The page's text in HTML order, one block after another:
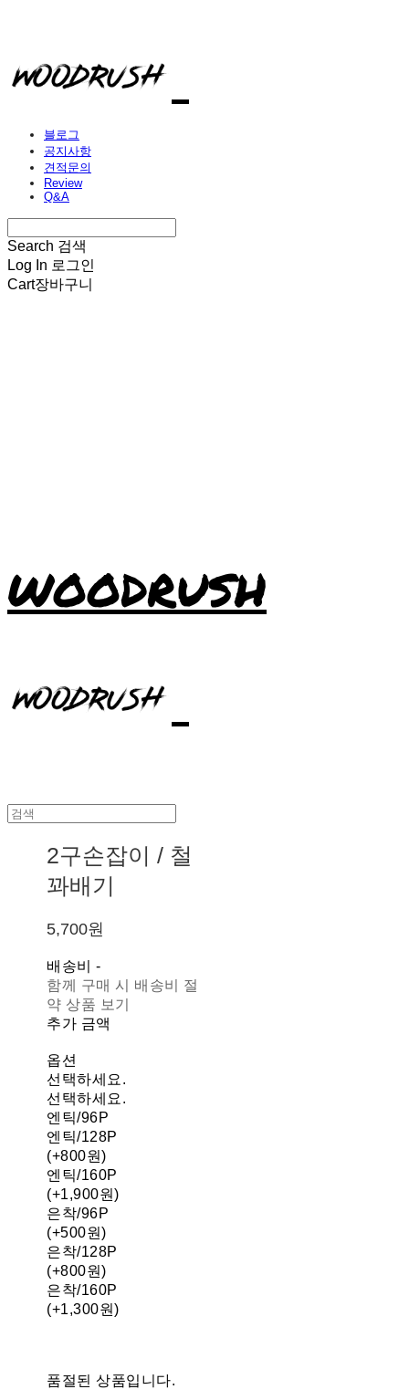
블로그
공지사항
견적문의
Review
Q&A
Search 검색
Log In 로그인
Cart장바구니
WOODRUSH
2구손잡이 / 철
꽈배기
5,700원
배송비-
함께 구매 시 배송비 절
약 상품 보기
추가 금액
옵션
선택하세요.
선택하세요.
엔틱/96P
엔틱/128P
(+800원)
엔틱/160P
(+1,900원)
은착/96P
(+500원)
은착/128P
(+800원)
은착/160P
(+1,300원)
품절된 상품입니다.